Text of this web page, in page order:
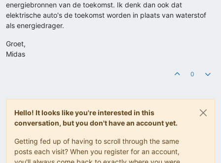
energiebronnen van de toekomst. Ik denk dan ook dat
elektrische auto's de toekomst worden in plaats van waterstof
als energiedrager.
Groet,
Midas
0
Hello! It looks like you're interested in this
conversation, but you don't have an account yet.
Getting fed up of having to scroll through the same
posts each visit? When you register for an account,